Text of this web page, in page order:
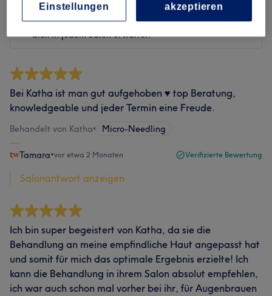
Verifizierte Bewertungen
Geschrieben von unseren Kunden, damit du weißt, was
dich in jedem Salon erwartet.
Bei Katha ist man gut aufgehoben ♥️ top Beratung,
knowledgeable und jeder Termin eine Freude.
Behandelt von Katha• Micro-Needling
Tamara•vor etwa 2 Monaten Verifizierte Bewertung
Salonantwort anzeigen
Ich bin super begeistert von Katha, da sie die
Behandlung an meine empfindliche Haut angepasst hat
und somit für mich das optimale Ergebnis erzielte! Ich
kann die Behandlung in ihrem Salon absolut empfehlen,
ich war auch schon mal vorher bei ihr, für Augenbrauen
Einstellungen
akzeptieren